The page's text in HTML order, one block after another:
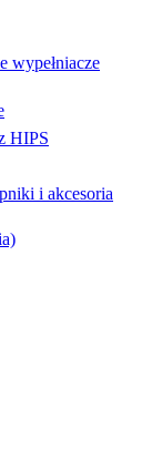
wypełniacze
HIPS
i akcesoria